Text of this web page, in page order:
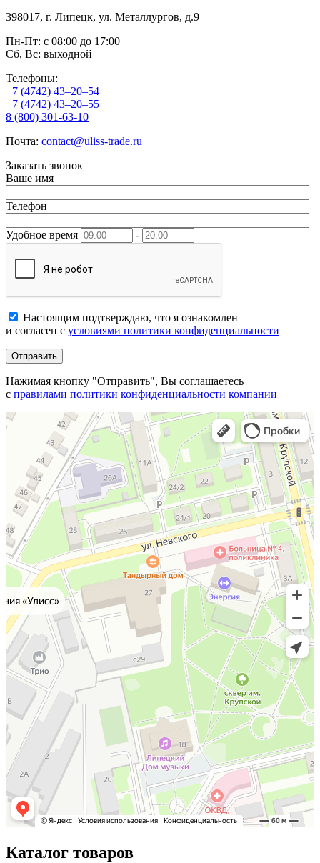
398017, г. Липецк, ул. Металлургов, д.9
Пн-Пт: с 08:00 до 17:00
Сб, Вс: выходной
Телефоны:
+7 (4742) 43–20–54
+7 (4742) 43–20–55
8 (800) 301-63-10
Почта: contact@uliss-trade.ru
Заказать звонок
Ваше имя
Телефон
Удобное время -
Настоящим подтверждаю, что я ознакомлен
и согласен с условиями политики конфиденциальности
Отправить
Нажимая кнопку "Отправить", Вы соглашаетесь
с правилами политики конфиденциальности компании
Каталог товаров